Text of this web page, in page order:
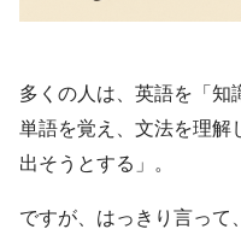
多くの人は、英語を「知
単語を覚え、文法を理解
出そうとする」。
ですが、はっきり言って